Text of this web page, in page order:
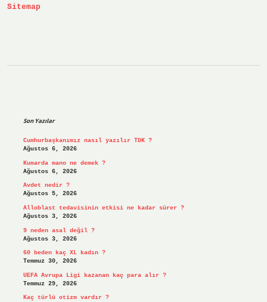
Sitemap
Son Yazılar
Cumhurbaşkanımız nasıl yazılır TDK ?
Ağustos 6, 2026
Kumarda mano ne demek ?
Ağustos 6, 2026
Avdet nedir ?
Ağustos 5, 2026
Alloblast tedavisinin etkisi ne kadar sürer ?
Ağustos 3, 2026
9 neden asal değil ?
Ağustos 3, 2026
60 beden kaç XL kadın ?
Temmuz 30, 2026
UEFA Avrupa Ligi kazanan kaç para alır ?
Temmuz 29, 2026
Kaç türlü otizm vardır ?